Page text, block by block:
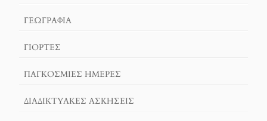
ΓΕΩΓΡΑΦΊΑ
ΓΙΟΡΤΈΣ
ΠΑΓΚΟΣΜΙΕΣ ΗΜΕΡΕΣ
ΔΙΑΔΙΚΤΥΑΚΈΣ ΑΣΚΉΣΕΙΣ